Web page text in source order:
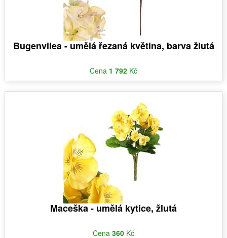
Bugenvilea - umělá řezaná květina, barva žlutá
Cena 1 792 Kč
Maceška - umělá kytice, žlutá
Cena 360 Kč